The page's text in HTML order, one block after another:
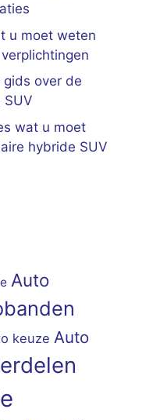
u moet weten
gids over de
SUV
wat u moet
hybride SUV
Auto
keuze Auto